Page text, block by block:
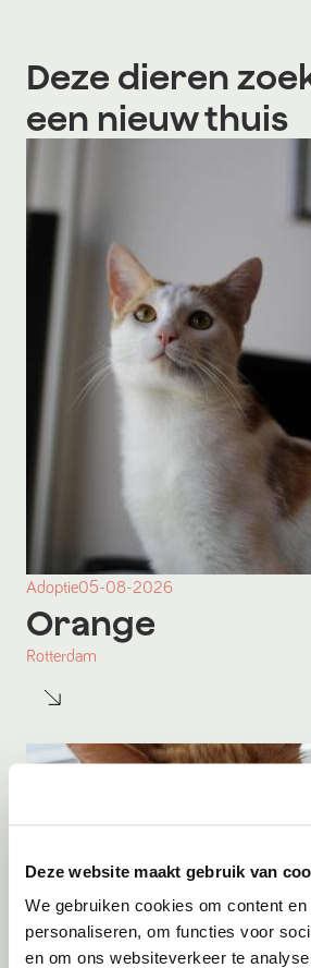
Deze website maakt gebruik van
We gebruiken cookies om content
personaliseren, om functies voor
en om ons websiteverkeer te
Deze dieren
een nieuw thuis
Adoptie05-08-2026
Orange
Rotterdam